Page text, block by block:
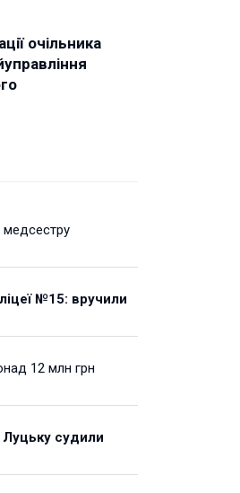
очільника
медсестру
№15: вручили
12 млн грн
судили